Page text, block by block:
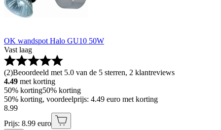
OK wandspot Halo GU10 50W
Vast laag
(2)Beoordeeld met 5.0 van de 5 sterren, 2 klantreviews
4.49 met korting
50% korting50% korting
50% korting, voordeelprijs: 4.49 euro met korting
8.99
Prijs: 8.99 euro